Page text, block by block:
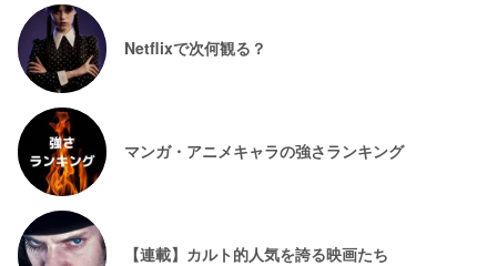
Netflixで次何観る？
マンガ・アニメキャラの強さランキング
【連載】カルト的人気を誇る映画たち